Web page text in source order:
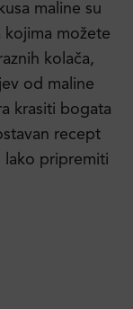
maline su
kojima možete
kolača,
od maline
krasiti bogata
recept
lako pripremiti